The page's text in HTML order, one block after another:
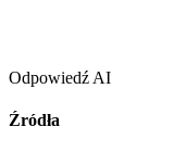
Odpowiedź AI
Źródła